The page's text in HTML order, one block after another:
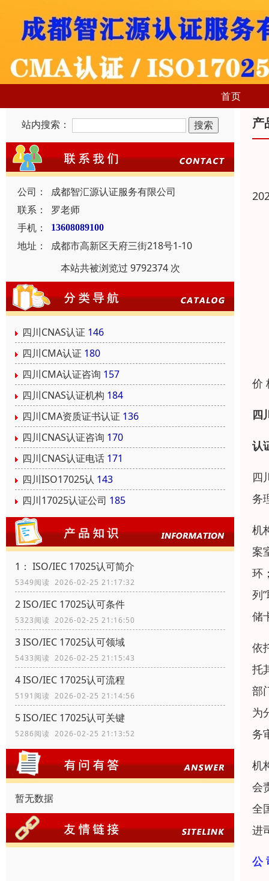
首页
站内搜索：
公司：
成都智汇源认证服务有限公司
联系：
罗老师
手机：
13608089100
地址：
成都市高新区天府三街218号1-10
本站共被浏览过 9792374 次
四川CNAS认证 146
四川CMA认证 180
四川CMA认证咨询 157
四川CNAS认证机构 184
四川CMA资质证书认证 136
四川CNAS认证咨询 170
四川CNAS认证电话 171
四川ISO17025认 143
四川17025认证公司 185
1： ISO/IEC 17025认可简介
5349阅读 2026-02-25 21:17:32
2 ISO/IEC 17025认可条件
5323阅读 2026-02-25 21:16:50
3 ISO/IEC 17025认可领域
5433阅读 2026-02-25 21:15:43
4 ISO/IEC 17025认可流程
5191阅读 2026-02-25 21:14:56
5 ISO/IEC 17025认可关键
5286阅读 2026-02-25 21:13:52
暂无数据
产
价
四
认
四
务
机
案
环
列
储
依
托
部
为
务
机
会
全
进
公